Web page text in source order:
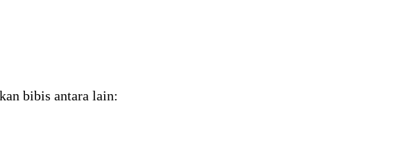
bibis antara lain: